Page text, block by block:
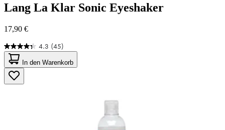
Lang La Klar Sonic Eyeshaker
17,90 €
4.3 (45)
4.3
von
5
Sternen.
45
In den Warenkorb